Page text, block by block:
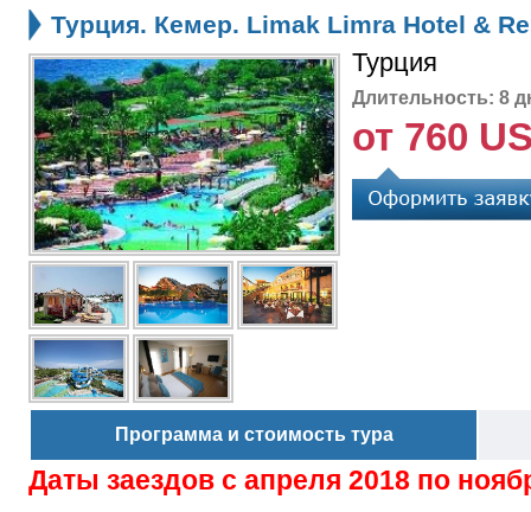
Турция. Кемер. Limak Limra Hotel &
Турция
Длительность: 8
от 760
Программа и стоимость тура
Даты заездов с апреля 2018 по